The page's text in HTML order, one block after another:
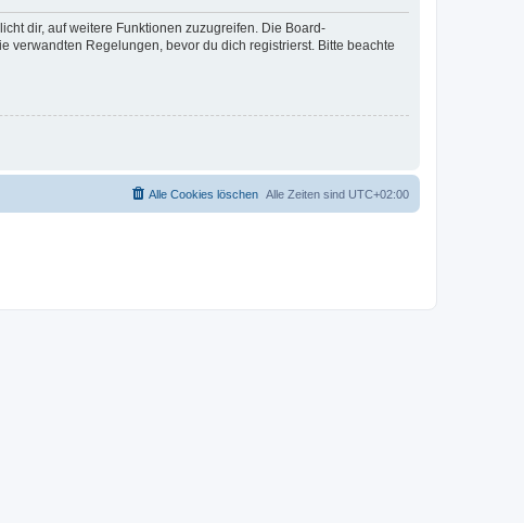
dir, auf weitere Funktionen zuzugreifen. Die Board-
Regelungen, bevor du dich registrierst. Bitte beachte
Alle Zeiten sind UTC+02:00
Alle Cookies löschen